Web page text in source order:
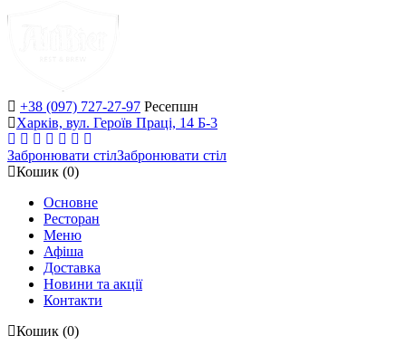
+38 (097) 727-27-97 Ресепшн
Харків, вул. Героїв Праці, 14 Б-3
Забронювати стілЗабронювати стіл
Кошик (0)
Основне
Ресторан
Меню
Афіша
Доставка
Новини та акції
Контакти
Кошик (0)